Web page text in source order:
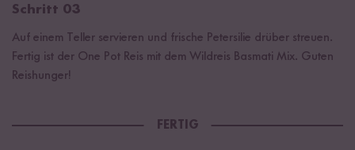
Schritt 03
Auf einem Teller servieren und frische Petersilie drüber streuen.
Fertig ist der One Pot Reis mit dem Wildreis Basmati Mix. Guten
Reishunger!
FERTIG